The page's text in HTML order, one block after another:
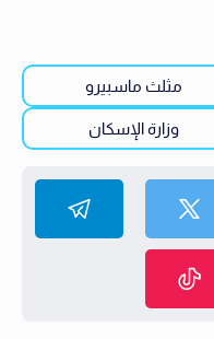
مثلث ماسبيرو
وزارة الإسكان